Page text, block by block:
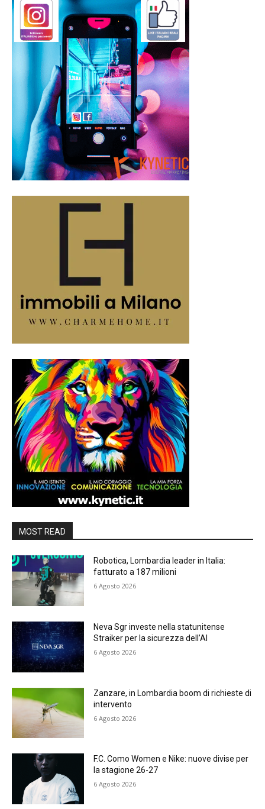
MOST READ
Robotica, Lombardia leader in Italia:
fatturato a 187 milioni
6 Agosto 2026
Neva Sgr investe nella statunitense
Straiker per la sicurezza dell’AI
6 Agosto 2026
Zanzare, in Lombardia boom di richieste di
intervento
6 Agosto 2026
F.C. Como Women e Nike: nuove divise per
la stagione 26-27
6 Agosto 2026